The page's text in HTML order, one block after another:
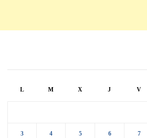
L M X J V
3 4 5 6 7